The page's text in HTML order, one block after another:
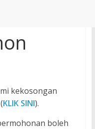
kekosongan
KLIK SINI).
boleh